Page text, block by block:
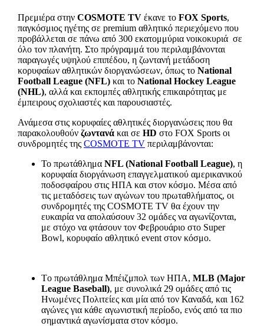
Πρεμιέρα στην COSMΟΤΕ TV έκανε το FOX Sports,
παγκόσμιος ηγέτης σε premium αθλητικό περιεχόμενο που
προβάλλεται σε πάνω από 300 εκατομμύρια νοικοκυριά σε
όλο τον πλανήτη. Στο πρόγραμμά του περιλαμβάνονται
παραγωγές υψηλού επιπέδου, η ζωντανή μετάδοση
κορυφαίων αθλητικών διοργανώσεων, όπως το National
Football League (NFL) και το National Hockey League
(NHL), αλλά και εκπομπές αθλητικής επικαιρότητας με
έμπειρους σχολιαστές και παρουσιαστές.
Ανάμεσα στις κορυφαίες αθλητικές διοργανώσεις που θα
παρακολουθούν ζωντανά και σε HD στο FOX Sports οι
συνδρομητές της COSMOTE TV περιλαμβάνονται:
Το πρωτάθλημα NFL (National Football League), η
κορυφαία διοργάνωση επαγγελματικού αμερικανικού
ποδοσφαίρου στις ΗΠΑ και στον κόσμο. Μέσα από
τις μεταδόσεις των αγώνων του πρωταθλήματος, οι
συνδρομητές της COSMOTE TV θα έχουν την
ευκαιρία να απολαύσουν 32 ομάδες να αγωνίζονται,
με στόχο να φτάσουν τον Φεβρουάριο στο Super
Bowl, κορυφαίο αθλητικό event στον κόσμο.
Tο πρωτάθλημα Μπέιζμπολ των ΗΠΑ, MLB (Major
League Baseball), με συνολικά 29 ομάδες από τις
Ηνωμένες Πολιτείες και μία από τον Καναδά, και 162
αγώνες για κάθε αγωνιστική περίοδο, ενός από τα πιο
σημαντικά αγωνίσματα στον κόσμο.